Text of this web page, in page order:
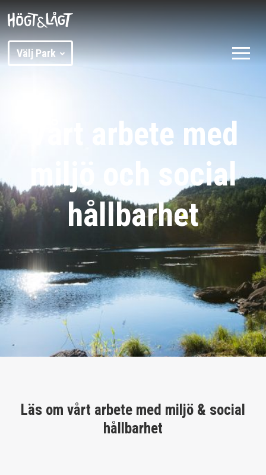
Välj Park
Vårt arbete med
miljö och social
hållbarhet
Läs om vårt arbete med miljö & social
hållbarhet